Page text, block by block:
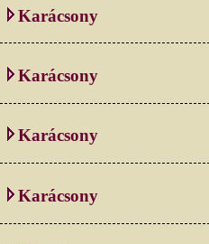
Karácsony
Karácsony
Karácsony
Karácsony